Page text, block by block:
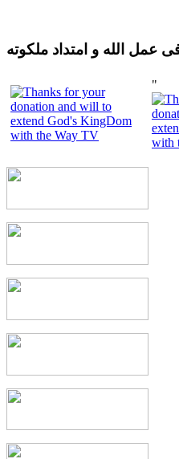
عمل الله و امتداد ملكوته
"